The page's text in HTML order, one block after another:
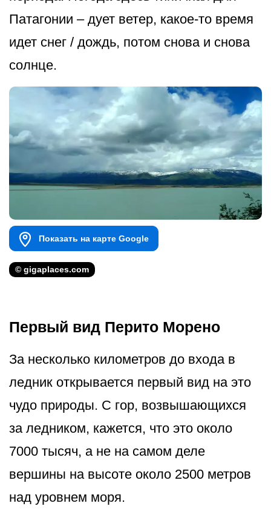
Патагонии – дует ветер, какое-то время
идет снег / дождь, потом снова и снова
солнце.
Показать на карте Google
© gigaplaces.com
Первый вид Перито Морено
За несколько километров до входа в
ледник открывается первый вид на это
чудо природы. С гор, возвышающихся
за ледником, кажется, что это около
7000 тысяч, а не на самом деле
вершины на высоте около 2500 метров
над уровнем моря.